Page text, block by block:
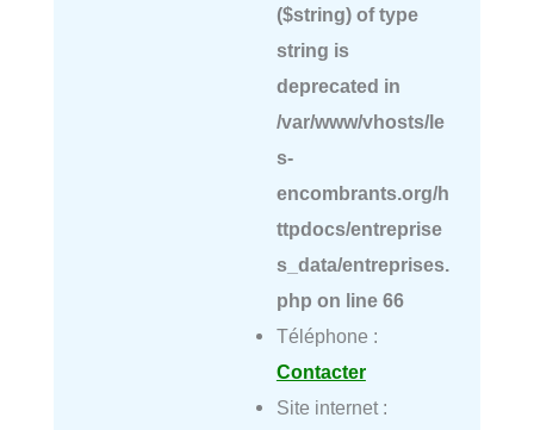
($string) of type
string is
deprecated in
/var/www/vhosts/le
s-
encombrants.org/h
ttpdocs/entreprise
s_data/entreprises.
php on line 66
Téléphone :
Contacter
Site internet :